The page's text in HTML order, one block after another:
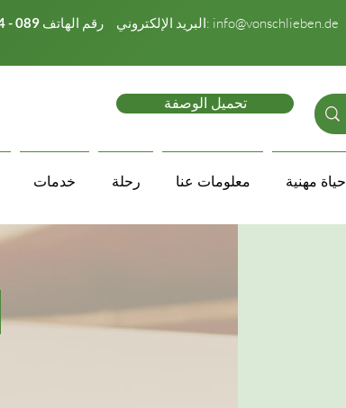
رقم الهاتف البريد الإلكتروني: info@vonschlieben.de
تحميل الوصفة
خدمات رحلة معلومات عنا حياة مهنية